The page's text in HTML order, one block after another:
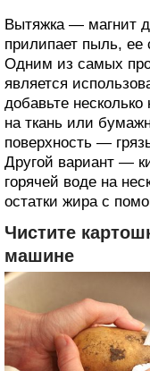
Вытяжка — магнит
прилипает пыль, ее
Одним из самых
является
добавьте несколько
на ткань или
поверхность —
Другой вариант —
горячей воде на
остатки жира с
Чистите
машине